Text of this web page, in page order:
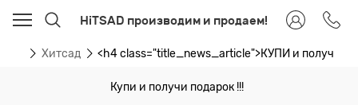
HiTSAD производим и продаем!
Хитсад <h4 class="title_news_article">КУПИ и получи
Купи и получи подарок !!!